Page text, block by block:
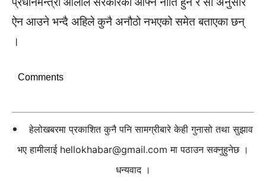
ऐन आउने भन्दै अहिले कुनै अनौठो नभएको समेत बताएका छन्
।
Comments
हेलोखबरमा प्रकाशित कुनै पनि सामग्रीबारे केही गुनासो तथा सुझाव
भए हामीलाई hellokhabar@gmail.com मा पठाउन सक्नुहुनेछ ।
धन्यवाद ।